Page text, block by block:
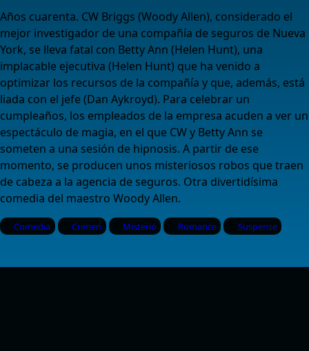
Años cuarenta. CW Briggs (Woody Allen), considerado el
mejor investigador de una compañía de seguros de Nueva
York, se lleva fatal con Betty Ann (Helen Hunt), una
implacable ejecutiva (Helen Hunt) que ha venido a
optimizar los recursos de la compañía y que, además, está
liada con el jefe (Dan Aykroyd). Para celebrar un
cumpleaños, los empleados de la empresa acuden a ver un
espectáculo de magia, en el que CW y Betty Ann se
someten a una sesión de hipnosis. A partir de ese
momento, se producen unos misteriosos robos que traen
de cabeza a la agencia de seguros. Otra divertidísima
comedia del maestro Woody Allen.
Comedia Crimen Misterio Romance Suspense